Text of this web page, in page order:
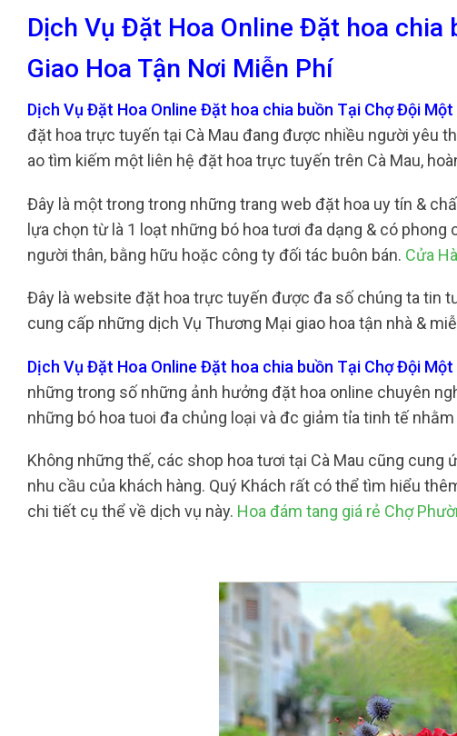
Dịch Vụ Đặt Hoa Online Đặt hoa
Giao Hoa Tận Nơi Miễn Phí
Dịch Vụ Đặt Hoa Online Đặt hoa chia buồn Tại Chợ Đội Một
đặt hoa trực tuyến tại Cà Mau đang được nhiều người yêu
ao tìm kiếm một liên hệ đặt hoa trực tuyến trên Cà Mau,
Đây là một trong trong những trang web đặt hoa uy tín &
lựa chọn từ là 1 loạt những bó hoa tươi đa dạng & có
người thân, bằng hữu hoặc công ty đối tác buôn bán. Cửa
Đây là website đặt hoa trực tuyến được đa số chúng ta tin
cung cấp những dịch Vụ Thương Mại giao hoa tận nhà &
Dịch Vụ Đặt Hoa Online Đặt hoa chia buồn Tại Chợ Đội
những trong số những ảnh hưởng đặt hoa online chuyên
những bó hoa tuoi đa chủng loại và đc giảm tỉa tinh tế
Không những thế, các shop hoa tươi tại Cà Mau cũng
nhu cầu của khách hàng. Quý Khách rất có thể tìm hiểu
chi tiết cụ thể về dịch vụ này. Hoa đám tang giá rẻ Chợ